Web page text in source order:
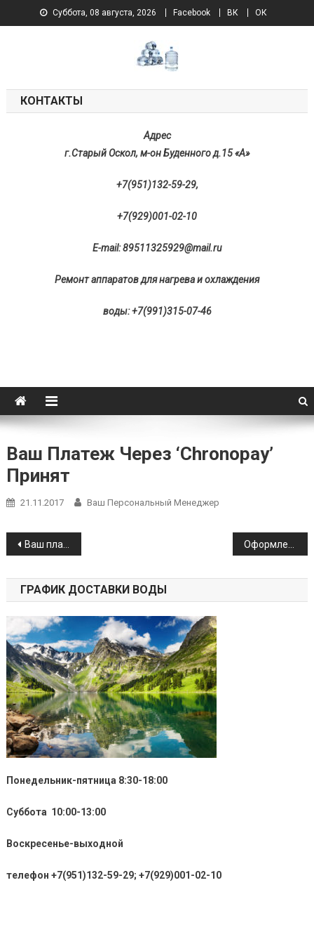
Суббота, 08 августа, 2026 Facebook ВК ОК
www.oskolvoda.ru
КОНТАКТЫ
Адрес
г.Старый Оскол, м-он Буденного д.15 «А»
+7(951)132-59-29,
+7(929)001-02-10
E-mail: 89511325929@mail.ru
Ремонт аппаратов для нагрева и охлаждения
воды: +7(991)315-07-46
Ваш Платеж Через ‘Chronopay’
Принят
21.11.2017 Ваш Персональный Менеджер
Навигация
по
записям
Ваш платеж через ‘Яндекс касса’ принят
ГРАФИК ДОСТАВКИ ВОДЫ
Понедельник-пятница 8:30-18:00
Суббота 10:00-13:00
Воскресенье-выходной
телефон +7(951)132-59-29; +7(929)001-02-10